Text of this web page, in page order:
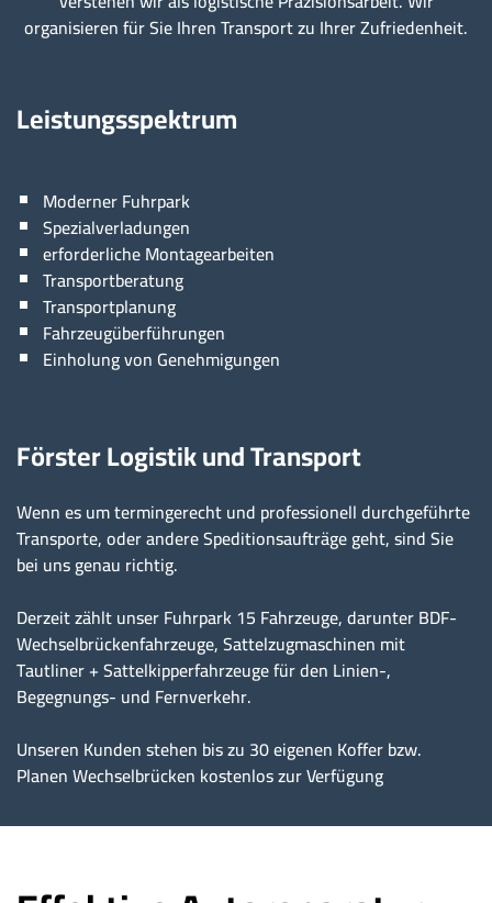
organisieren für Sie Ihren Transport zu Ihrer Zufriedenheit.
Leistungsspektrum
Moderner Fuhrpark
Spezialverladungen
erforderliche Montagearbeiten
Transportberatung
Transportplanung
Fahrzeugüberführungen
Einholung von Genehmigungen
Förster Logistik und Transport
Wenn es um termingerecht und professionell durchgeführte
Transporte, oder andere Speditionsaufträge geht, sind Sie
bei uns genau richtig.
Derzeit zählt unser Fuhrpark 15 Fahrzeuge, darunter BDF-
Wechselbrückenfahrzeuge, Sattelzugmaschinen mit
Tautliner + Sattelkipperfahrzeuge für den Linien-,
Begegnungs- und Fernverkehr.
Unseren Kunden stehen bis zu 30 eigenen Koffer bzw.
Planen Wechselbrücken kostenlos zur Verfügung